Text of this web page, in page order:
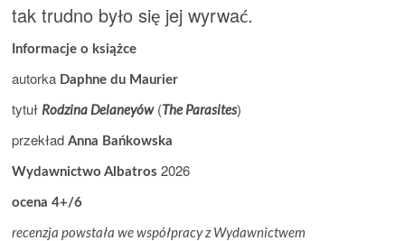
tak trudno było się jej wyrwać.
Informacje o książce
autorka Daphne du Maurier
tytuł Rodzina Delaneyów(The Parasites)
przekładAnna Bańkowska
Wydawnictwo Albatros 2026
ocena 4+/6
recenzja powstała we współpracy z Wydawnictwem